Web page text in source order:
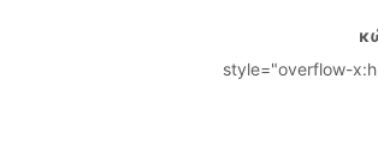
style="overflow-